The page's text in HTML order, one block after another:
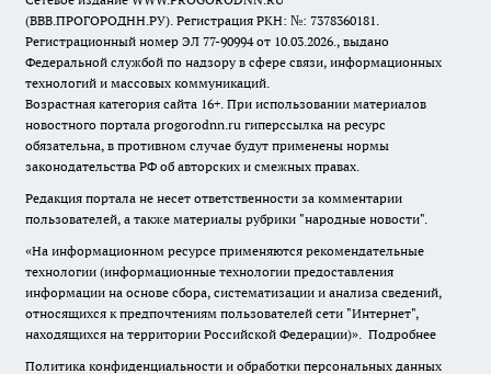
(ВВВ.ПРОГОРОДНН.РУ). Регистрация РКН: №: 7378360181.
Регистрационный номер ЭЛ 77-90994 от 10.03.2026., выдано
Федеральной службой по надзору в сфере связи, информационных
технологий и массовых коммуникаций.
Возрастная категория сайта 16+. При использовании материалов
новостного портала progorodnn.ru гиперссылка на ресурс
обязательна, в противном случае будут применены нормы
законодательства РФ об авторских и смежных правах.
Редакция портала не несет ответственности за комментарии
пользователей, а также материалы рубрики "народные новости".
«На информационном ресурсе применяются рекомендательные
технологии (информационные технологии предоставления
информации на основе сбора, систематизации и анализа сведений,
относящихся к предпочтениям пользователей сети "Интернет",
находящихся на территории Российской Федерации)». Подробнее
Политика конфиденциальности и обработки персональных данных